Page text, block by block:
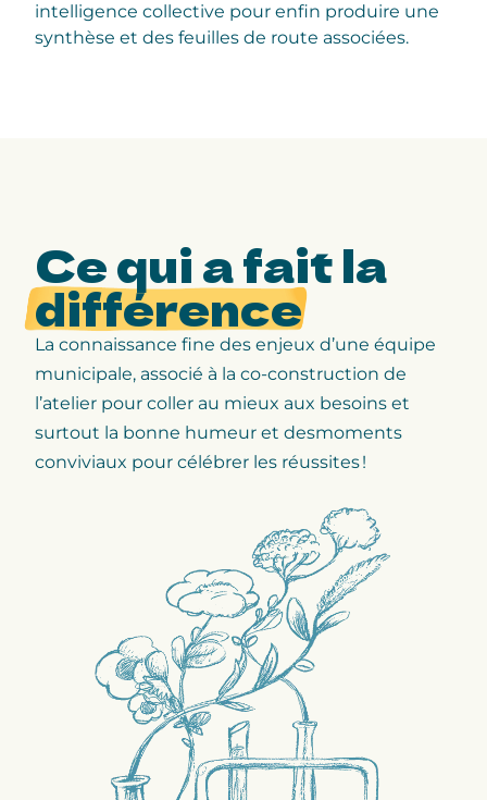
intelligence collective pour enfin produire une
synthèse et des feuilles de route associées.
Ce qui a fait la
différence
La connaissance fine des enjeux d’une équipe
municipale, associé à la co-construction de
l’atelier pour coller au mieux aux besoins et
surtout la bonne humeur et desmoments
conviviaux pour célébrer les réussites !